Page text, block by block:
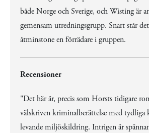
både Norge och Sverige, och Wisting är
gemensam utredningsgrupp. Snart står
åtminstone en förrädare i gruppen.
Recensioner
"Det här är, precis som Horsts tidigare
välskriven kriminalberättelse med tydliga
levande miljöskildring. Intrigen är